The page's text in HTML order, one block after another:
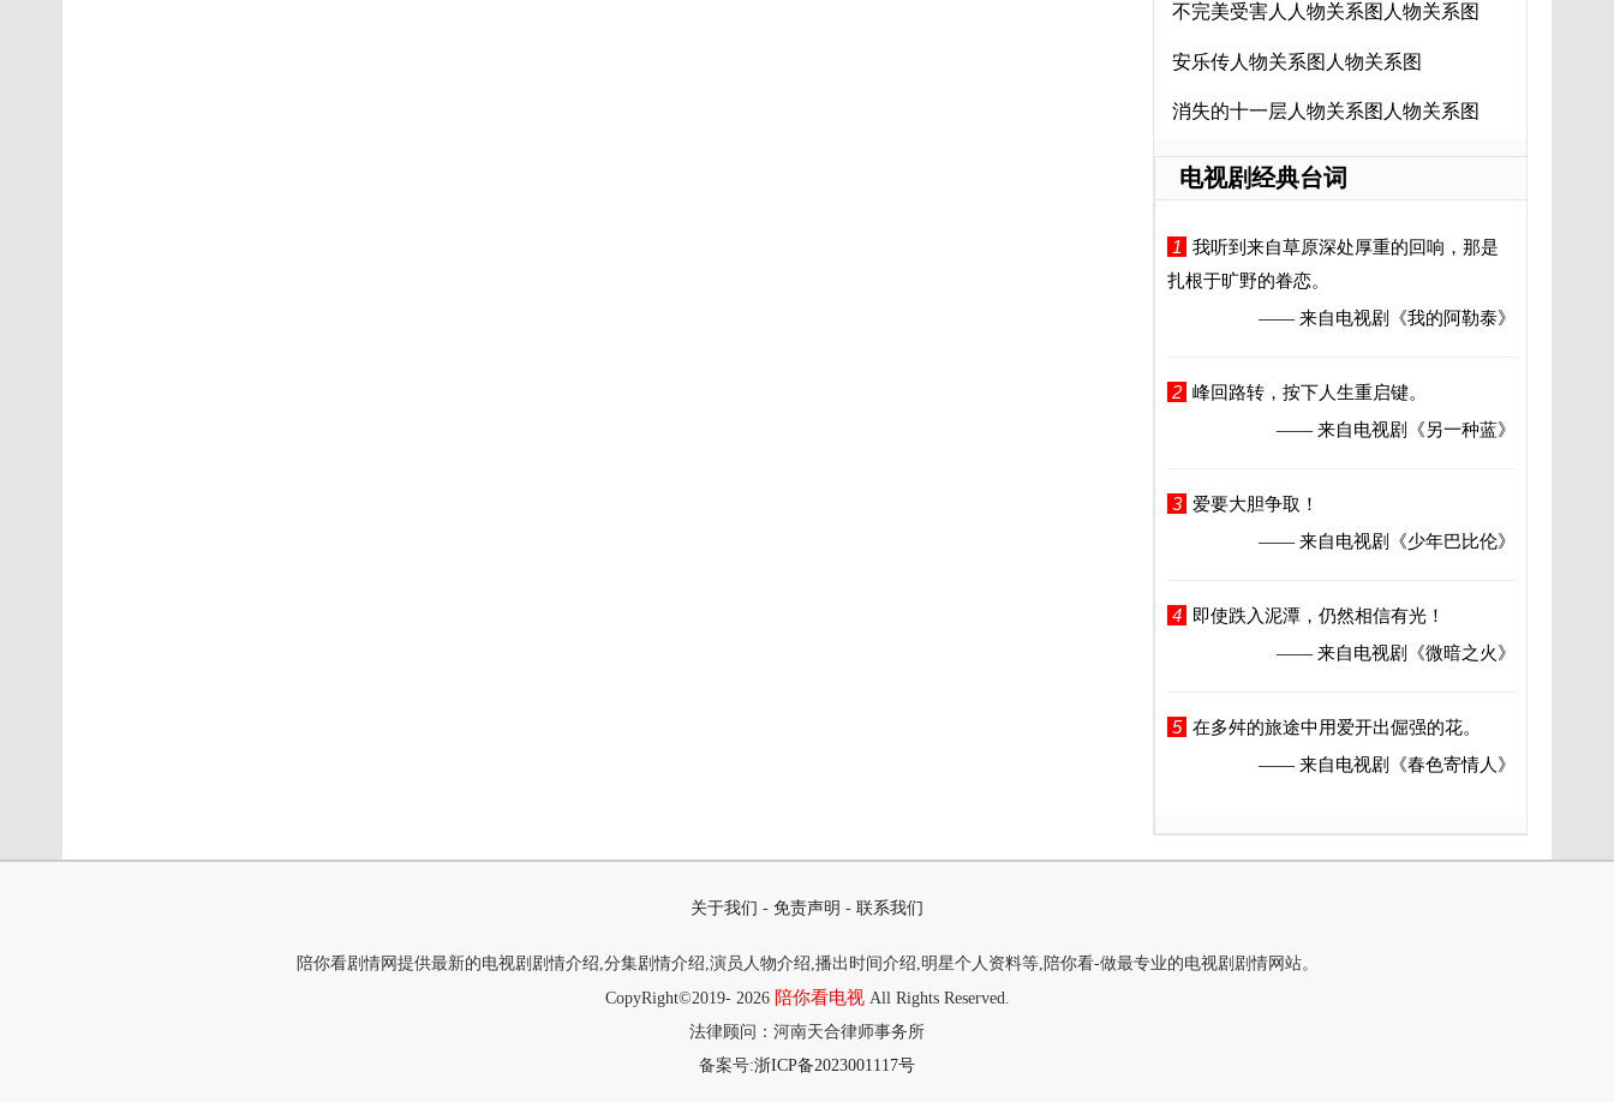
不完美受害人人物关系图人物关系图
安乐传人物关系图人物关系图
消失的十一层人物关系图人物关系图
电视剧经典台词
1
我听到来自草原深处厚重的回响，那是
扎根于旷野的眷恋。
—— 来自电视剧
《我的阿勒泰》
2 峰回路转，按下人生重启键。
—— 来自电视剧
《另一种蓝》
3
爱要大胆争取！
—— 来自电视剧
《少年巴比伦》
4
即使跌入泥潭，仍然相信有光！
—— 来自电视剧
《微暗之火》
5 在多舛的旅途中用爱开出倔强的花。
—— 来自电视剧
《春色寄情人》
关于我们 - 免责声明 - 联系我们
陪你看剧情网提供最新的电视剧剧情介绍,分集剧情介绍,演员人物介绍,播出时间介绍,明星个人资料等,陪你看-做最专业的电视剧剧情网站。
CopyRight©2019- 2026 陪你看电视All Rights Reserved.
法律顾问：河南天合律师事务所
备案号:浙ICP备2023001117号